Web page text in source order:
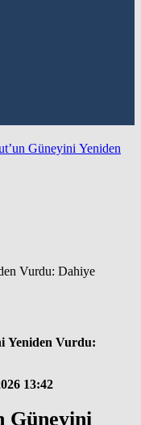
Güneyini Yeniden
Yeniden Vurdu:
13:42
Güneyini